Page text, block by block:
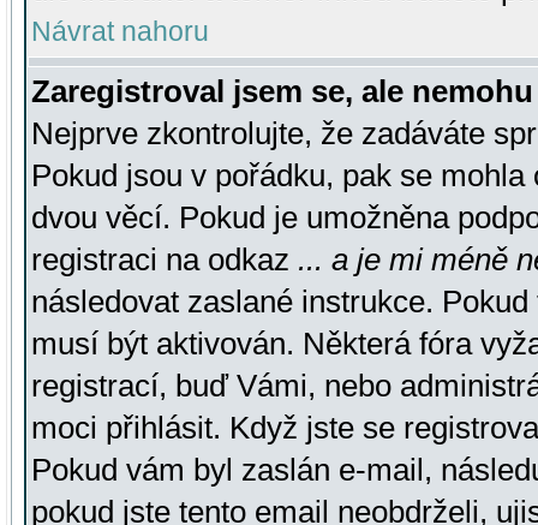
Návrat nahoru
Zaregistroval jsem se, ale
Nejprve zkontrolujte, že zadáváte
Pokud jsou v pořádku, pak se
dvou věcí. Pokud je umožněna
registraci na odkaz ... a je mi méně
následovat zaslané instrukce.
musí být aktivován. Některá fóra
registrací, buď Vámi, nebo
moci přihlásit. Když jste se
Pokud vám byl zaslán e-mail,
pokud jste tento email neobdrželi,